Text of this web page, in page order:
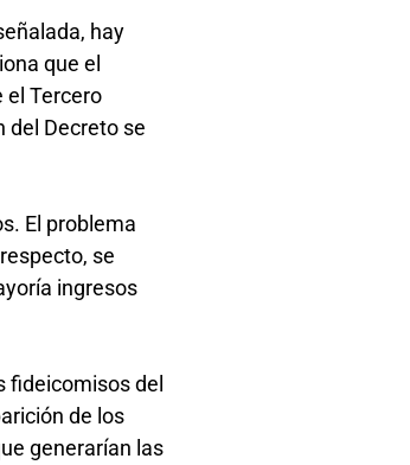
hay
que el
el Tercero
del Decreto se
El problema
se
ingresos
fideicomisos del
de los
generarían las